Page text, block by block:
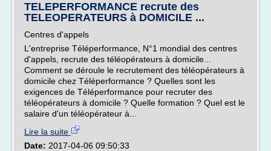
TELEPERFORMANCE recrute des
TELEOPERATEURS à DOMICILE ...
Centres d'appels
L'entreprise Téléperformance, N°1 mondial des centres
d'appels, recrute des téléopérateurs à domicile...
Comment se déroule le recrutement des téléopérateurs à
domicile chez Téléperformance ? Quelles sont les
exigences de Téléperformance pour recruter des
téléopérateurs à domicile ? Quelle formation ? Quel est le
salaire d'un téléopérateur à...
Lire la suite
Date: 2017-04-06 09:50:33